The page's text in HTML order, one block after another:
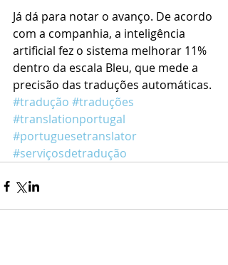
Já dá para notar o avanço. De acordo
com a companhia, a inteligência
artificial fez o sistema melhorar 11%
dentro da escala Bleu, que mede a
precisão das traduções automáticas.
#tradução #traduções
#translationportugal
#portuguesetranslator
#serviçosdetradução